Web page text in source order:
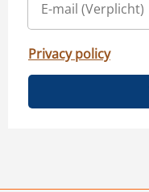
Privacy policy